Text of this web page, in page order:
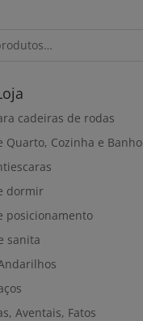
cadeiras de rodas
Quarto, Cozinha e Banho
dormir
posicionamento
sanita
Aventais, Fatos